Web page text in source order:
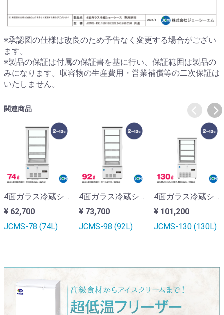
※承認図の仕様は改良のため予告なく変更する場合がござい
ます。
※製品の保証は付属の保証書を基に行い、保証範囲は製品の
みになります。収容物の生産費用・営業補償等の二次保証は
いたしません。
関連商品
4面ガラス冷蔵ショーケース『JCMS-78』【片面扉】
¥ 62,700
JCMS-78 (74L)
4面ガラス冷蔵ショーケース『JCMS-98』【片面扉】
¥ 73,700
JCMS-98 (92L)
4面ガラス冷蔵ショーケース『JCMS-130』【片面扉】
¥ 101,200
JCMS-130 (130L)